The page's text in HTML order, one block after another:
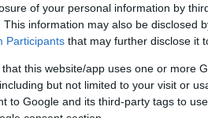
of your personal information by
This information may also be disclosed
Participants that may further disclose it
that this website/app uses one or more
but not limited to your visit or
to Google and its third-party tags to
consent section.
Nagyon úgy néz ki
nem sikerült
még a szeptemberi
kiállás is
Fidesz.